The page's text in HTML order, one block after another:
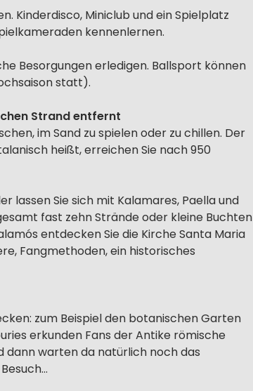
Kinderdisco, Miniclub und ein Spielplatz
kennenlernen.
Besorgungen erledigen. Ballsport können
statt).
Strand entfernt
im Sand zu spielen oder zu chillen. Der
heißt, erreichen Sie nach 950
lassen Sie sich mit Kalamares, Paella und
fast zehn Strände oder kleine Buchten
entdecken Sie die Kirche Santa Maria
Fangmethoden, ein historisches
zum Beispiel den botanischen Garten
erkunden Fans der Antike römische
dann warten da natürlich noch das